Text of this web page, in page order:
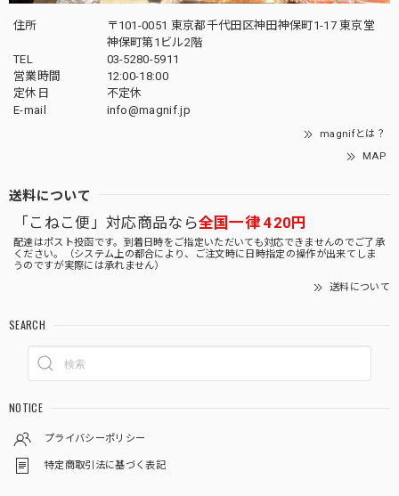
住所
〒101-0051 東京都千代田区神田神保町1-17 東京堂
神保町第1ビル2階
TEL
03-5280-5911
営業時間
12:00-18:00
定休日
不定休
E-mail
info@magnif.jp
magnifとは？
MAP
送料について
「こねこ便」対応商品なら全国一律 420円
配達はポスト投函です。到着日時をご指定いただいても対応できませんのでご了承
ください。（システム上の都合により、ご注文時に日時指定の操作が出来てしま
うのですが実際には承れません）
送料について
SEARCH
NOTICE
プライバシーポリシー
特定商取引法に基づく表記